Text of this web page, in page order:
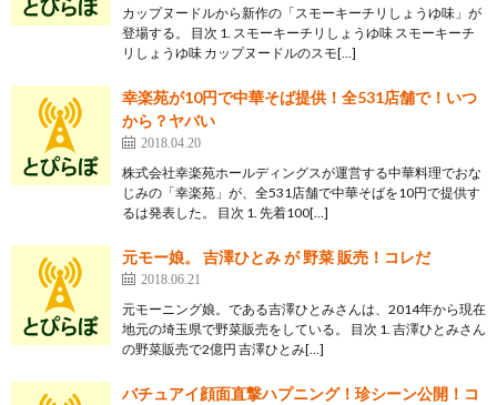
カップヌードルから新作の「スモーキーチリしょうゆ味」が
登場する。 目次 1. スモーキーチリしょうゆ味 スモーキーチ
リしょうゆ味 カップヌードルのスモ[…]
幸楽苑が10円で中華そば提供！全531店舗で！いつ
から？ヤバい
2018.04.20
株式会社幸楽苑ホールディングスが運営する中華料理でおな
じみの「幸楽苑」が、全531店舗で中華そばを10円で提供す
るは発表した。 目次 1. 先着100[…]
元モー娘。 吉澤ひとみ が 野菜 販売！コレだ
2018.06.21
元モーニング娘。である吉澤ひとみさんは、2014年から現在
地元の埼玉県で野菜販売をしている。 目次 1. 吉澤ひとみさん
の野菜販売で2億円 吉澤ひとみ[…]
バチュアイ顔面直撃ハプニング！珍シーン公開！コ